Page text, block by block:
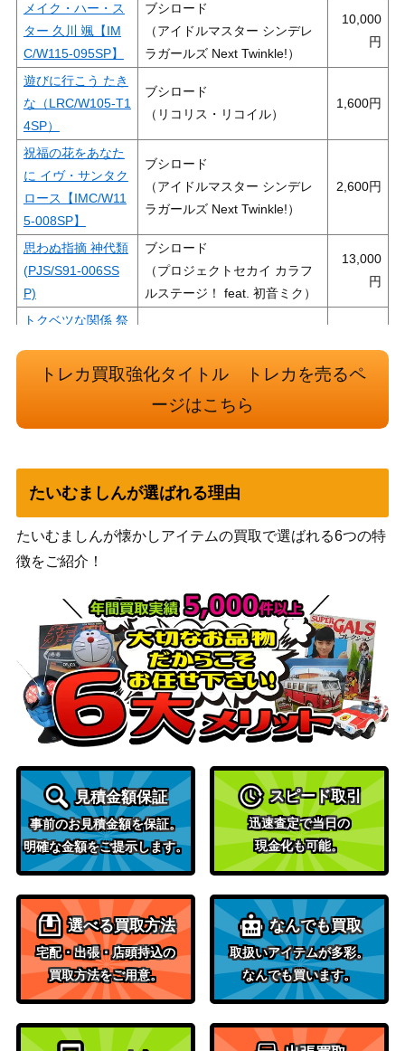
メイク・ハー・ス
ター 久川 颯【IM
C/W115-095SP】
ブシロード
（アイドルマスター シンデレ
ラガールズ Next Twinkle!）
10,000
遊びに行こう たき
な（LRC/W105-T1
4SP）
ブシロード
（リコリス・リコイル）
1,600
祝福の花をあなた
に イヴ・サンタク
ロース【IMC/W11
5-008SP】
ブシロード
（アイドルマスター シンデレ
ラガールズ Next Twinkle!）
2,600
思わぬ指摘 神代類
(PJS/S91-006SS
P)
ブシロード
（プロジェクトセカイ カラフ
ルステージ！ feat. 初音ミク）
13,000
トクベツな関係 祭
4SEC】
（あやかしトライアングル）
（ヘブンバーンズレッド
て”紅巴 (ALL/S90-
（アサルトリリィ Vol.2）
スペシャルドリー
マー スペシャルウ
06-011SP）
Butterfly Sting ワ
ンダーアキュート
（UMA/W106-084
SP）
ブシロード
（ウマ娘）
2,000
楽しい今を、未知
の明日を 神谷奈緒
【IMC/W115-100S
P】
ブシロード
ラガールズ Next Twinkle!）
“Cutting Desert Di
amond”アラジン
ブシロード
（Disney ミラー・ウォリアー
ズ）
2,000
未来へ一緒に 白上
フブキ(HOL/W91-
035SSP)
ブシロード
（ホロライブプロダクショ
ン）
57,000
ふわもこ夢心地 望
月杏奈（SP）IAS/I
ブシロード 4,000
祝福のシュトラー ブシロード
トレカ買取強化タイトル トレカを売るペ
ージはこちら
たいむましんが選ばれる理由
たいむましんが懐かしアイテムの買取で選ばれる6つの特
徴をご紹介！
見積金額保証
事前のお見積金額を保証。
明確な金額をご提示します。
スピード取引
迅速査定で当日の
現金化も可能。
選べる買取方法
宅配・出張・店頭持込の
買取方法をご用意。
なんでも買取
取扱いアイテムが多彩。
なんでも買います。